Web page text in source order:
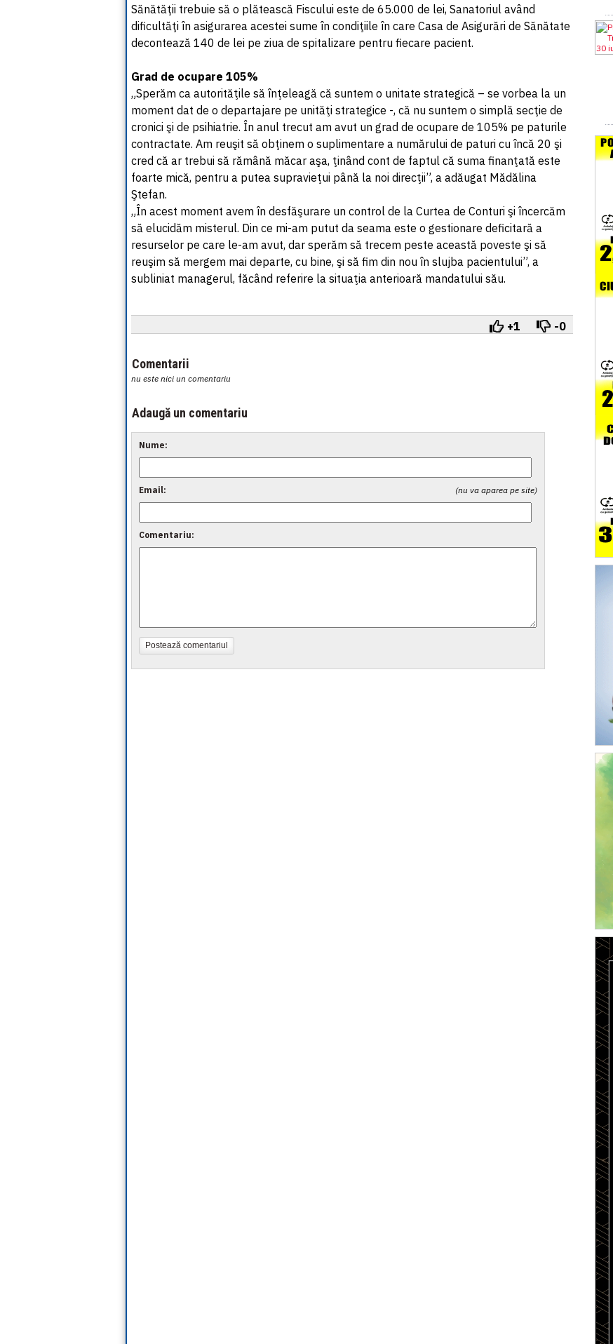
Sănătăţii trebuie să o plătească Fiscului este de 65.000 de lei, Sanatoriul având
dificultăţi în asigurarea acestei sume în condiţiile în care Casa de Asigurări de Sănătate
decontează 140 de lei pe ziua de spitalizare pentru fiecare pacient.
Grad de ocupare 105%
„Sperăm ca autorităţile să înţeleagă că suntem o unitate strategică – se vorbea la un
moment dat de o departajare pe unităţi strategice -, că nu suntem o simplă secţie de
cronici şi de psihiatrie. În anul trecut am avut un grad de ocupare de 105% pe paturile
contractate. Am reuşit să obţinem o suplimentare a numărului de paturi cu încă 20 şi
cred că ar trebui să rămână măcar aşa, ţinând cont de faptul că suma finanţată este
foarte mică, pentru a putea supravieţui până la noi direcţii”, a adăugat Mădălina
Ştefan.
„În acest moment avem în desfăşurare un control de la Curtea de Conturi şi încercăm
să elucidăm misterul. Din ce mi-am putut da seama este o gestionare deficitară a
resurselor pe care le-am avut, dar sperăm să trecem peste această poveste şi să
reuşim să mergem mai departe, cu bine, şi să fim din nou în slujba pacientului”, a
subliniat managerul, făcând referire la situaţia anterioară mandatului său.
+1 -0
Comentarii
nu este nici un comentariu
Adaugă un comentariu
Nume:
(nu va aparea pe site)
Email:
Comentariu:
Postează comentariul